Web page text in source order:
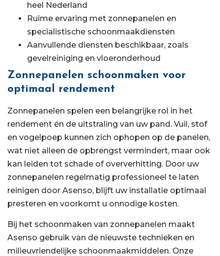
heel Nederland
Ruime ervaring met zonnepanelen en
specialistische schoonmaakdiensten
Aanvullende diensten beschikbaar, zoals
gevelreiniging en vloeronderhoud
Zonnepanelen schoonmaken voor
optimaal rendement
Zonnepanelen spelen een belangrijke rol in het
rendement én de uitstraling van uw pand. Vuil, stof
en vogelpoep kunnen zich ophopen op de panelen,
wat niet alleen de opbrengst vermindert, maar ook
kan leiden tot schade of oververhitting. Door uw
zonnepanelen regelmatig professioneel te laten
reinigen door Asenso, blijft uw installatie optimaal
presteren en voorkomt u onnodige kosten.
Bij het schoonmaken van zonnepanelen maakt
Asenso gebruik van de nieuwste technieken en
milieuvriendelijke schoonmaakmiddelen. Onze